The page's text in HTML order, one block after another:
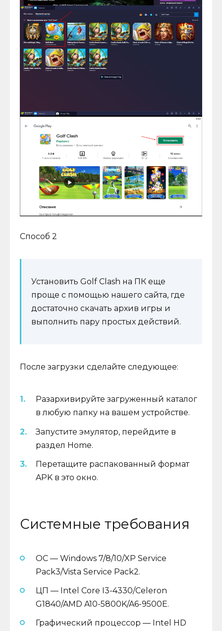
Способ 2
Установить Golf Clash на ПК еще
проще с помощью нашего сайта, где
достаточно скачать архив игры и
выполнить пару простых действий.
После загрузки сделайте следующее:
Разархивируйте загруженный каталог
в любую папку на вашем устройстве.
Запустите эмулятор, перейдите в
раздел Home.
Перетащите распакованный формат
APK в это окно.
Системные требования
ОС — Windows 7/8/10/XP Service
Pack3/Vista Service Pack2.
ЦП — Intel Core I3-4330/Celeron
G1840/AMD A10-5800K/A6-9500E.
Графический процессор — Intel HD